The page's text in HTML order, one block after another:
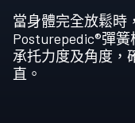
當身體完全放鬆時
Posturepedic®彈
承托力度及角度，
直。